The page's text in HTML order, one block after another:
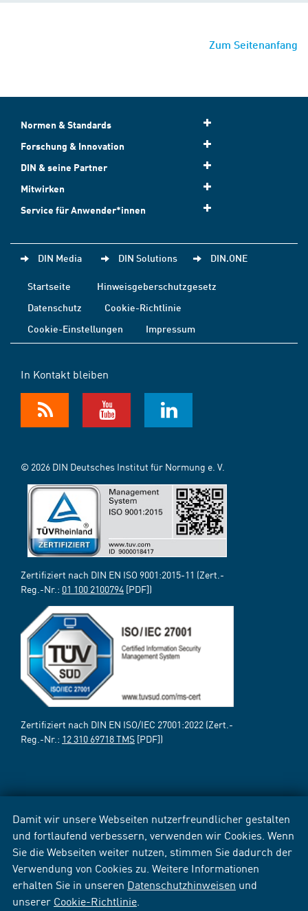
Damit wir unsere Webseiten nutzerfreundlicher gestalten
und fortlaufend verbessern, verwenden wir Cookies. Wenn
Sie die Webseiten weiter nutzen, stimmen Sie dadurch der
Verwendung von Cookies zu. Weitere Informationen
erhalten Sie in unseren Datenschutzhinweisen und
unserer Cookie-Richtlinie
Zum Seitenanfang
Normen & Standards
Forschung & Innovation
DIN & seine Partner
Mitwirken
Service für Anwender*innen
DIN Media DIN Solutions DIN.ONE
Startseite
Hinweisgeberschutzgesetz
Datenschutz
Cookie-Richtlinie
Cookie-Einstellungen
Impressum
In Kontakt bleiben
© 2026 DIN Deutsches Institut für Normung e. V.
Zertifiziert nach DIN EN ISO 9001:2015-11 (Zert.-
Reg.-Nr.: 01 100 2100794 [PDF])
Zertifiziert nach DIN EN ISO/IEC 27001:2022 (Zert.-
Reg.-Nr.: 12 310 69718 TMS [PDF])